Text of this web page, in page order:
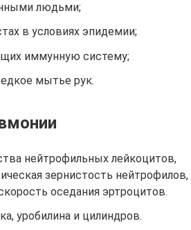
людьми;
в условиях эпидемии;
иммунную систему;
мытье рук.
нейтрофильных лейкоцитов,
зернистость нейтрофилов,
оседания эртроцитов.
уробилина и цилиндров.